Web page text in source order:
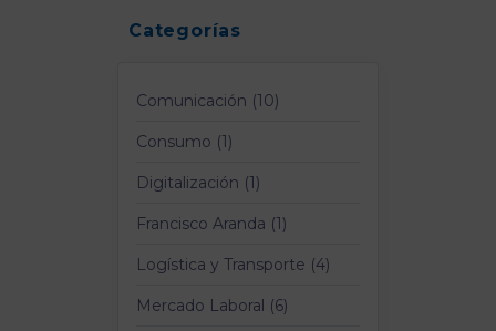
Categorías
Comunicación (10)
Consumo (1)
Digitalización (1)
Francisco Aranda (1)
Logística y Transporte (4)
Mercado Laboral (6)